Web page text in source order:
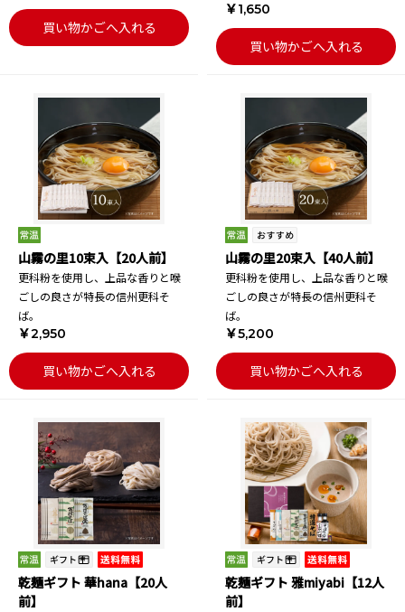
買い物かごへ入れる
￥1,650
買い物かごへ入れる
山霧の里10束入【20人前】
更科粉を使用し、上品な香りと喉
ごしの良さが特長の信州更科そ
ば。
￥2,950
買い物かごへ入れる
山霧の里20束入【40人前】
更科粉を使用し、上品な香りと喉
ごしの良さが特長の信州更科そ
ば。
￥5,200
買い物かごへ入れる
乾麺ギフト 華hana【20人
前】
乾麺ギフト 雅miyabi【12人
前】